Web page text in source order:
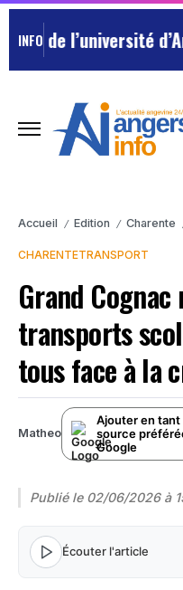
INFOl’université
Accueil / Edition / Charente
CHARENTETRANSPORT
Grand Cognac
transports
tous face à la
Matheo
Ajouter en tant
source
Google
Publié le 02/06/2026 à
Écouter l'article